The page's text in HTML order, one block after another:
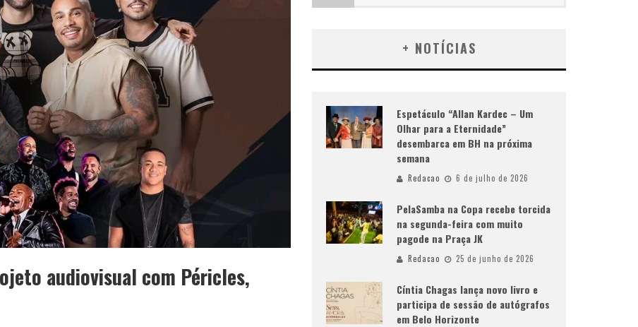
audiovisual com Péricles,
+ NOTÍCIAS
Espetáculo “Allan Kardec – Um
Olhar para a Eternidade”
desembarca em BH na próxima
semana
Redacao 6 de julho de 2026
PelaSamba na Copa recebe torcida
na segunda-feira com muito
pagode na Praça JK
Redacao 25 de junho de 2026
Cíntia Chagas lança novo livro e
participa de sessão de autógrafos
em Belo Horizonte